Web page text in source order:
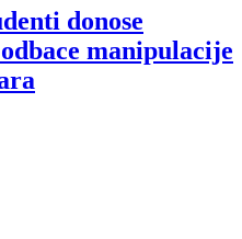
donose
manipulacije